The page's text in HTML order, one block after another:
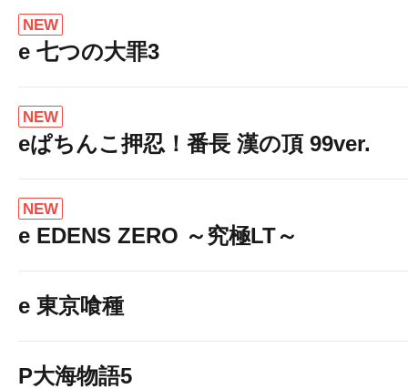
NEW
e 七つの大罪3
NEW
eぱちんこ押忍！番長 漢の頂 99ver.
NEW
e EDENS ZERO ～究極LT～
e 東京喰種
P大海物語5